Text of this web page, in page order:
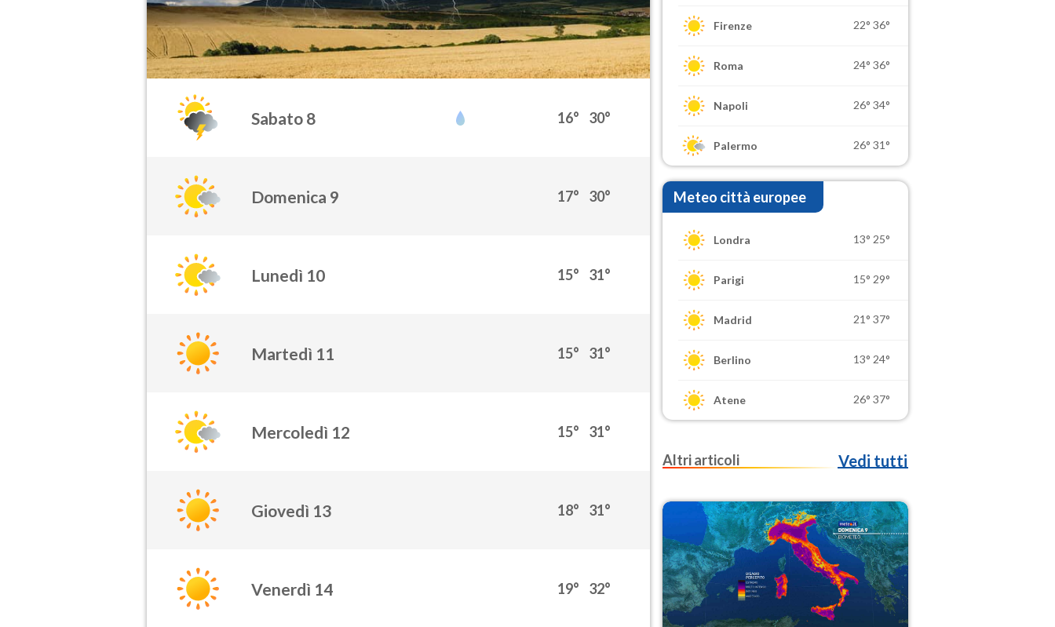
Sabato 8 16° 30°
Domenica 9 17° 30°
Lunedì 10 15° 31°
Martedì 11 15° 31°
Mercoledì 12 15° 31°
Giovedì 13 18° 31°
Venerdì 14 19° 32°
Firenze 22° 36°
Roma 24° 36°
Napoli 26° 34°
Palermo 26° 31°
Meteo città europee
Londra 13° 25°
Parigi 15° 29°
Madrid 21° 37°
Berlino 13° 24°
Atene 26° 37°
Altri articoli Vedi tutti